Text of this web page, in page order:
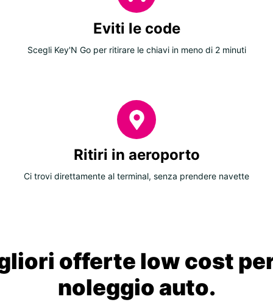
Eviti le code
Scegli Key'N Go per ritirare le chiavi in meno di 2 minuti
Ritiri in aeroporto
Ci trovi direttamente al terminal, senza prendere navette
offerte low cost
noleggio auto.